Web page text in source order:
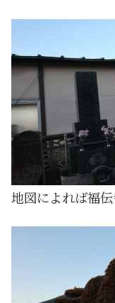
地図によれば福